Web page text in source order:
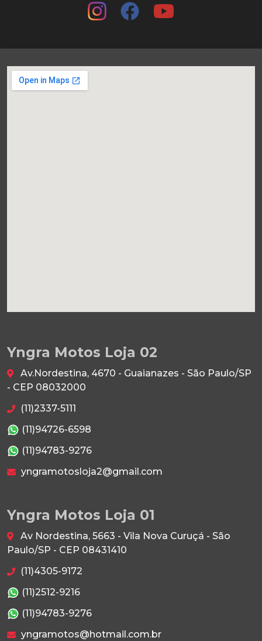
Yngra Motos Loja 02
Av.Nordestina, 4670 - Guaianazes - São Paulo/SP
- CEP 08032000
(11)2337-5111
(11)94726-6598
(11)94783-9276
yngramotosloja2@gmail.com
Yngra Motos Loja 01
Av Nordestina, 5663 - Vila Nova Curuçá - São
Paulo/SP - CEP 08431410
(11)4305-9172
(11)2512-9216
(11)94783-9276
yngramotos@hotmail.com.br